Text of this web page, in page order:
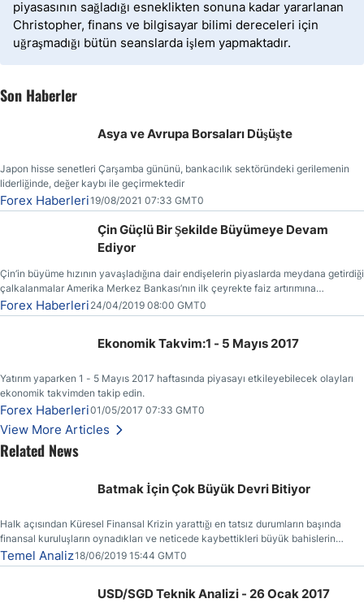
piyasasının sağladığı esneklikten sonuna kadar yararlanan
Christopher, finans ve bilgisayar bilimi dereceleri için
uğraşmadığı bütün seanslarda işlem yapmaktadır.
Son Haberler
Asya ve Avrupa Borsaları Düşüşte
Japon hisse senetleri Çarşamba gününü, bankacılık sektöründeki gerilemenin
liderliğinde, değer kaybı ile geçirmektedir
Forex Haberleri19/08/2021 07:33 GMT0
Çin Güçlü Bir Şekilde Büyümeye Devam
Ediyor
Çin’in büyüme hızının yavaşladığına dair endişelerin piyaslarda meydana getirdiği
çalkalanmalar Amerika Merkez Bankası’nın ilk çeyrekte faiz artırımına
gitmemesinin başlıca sebeplerinden bir tanesi olmuştur.
Forex Haberleri 24/04/2019 08:00 GMT0
Ekonomik Takvim:1 - 5 Mayıs 2017
Yatırım yaparken 1 - 5 Mayıs 2017 haftasında piyasayı etkileyebilecek olayları
ekonomik takvimden takip edin.
Forex Haberleri01/05/2017 07:33 GMT0
View More Articles
Related News
Batmak İçin Çok Büyük Devri Bitiyor
Halk açısından Küresel Finansal Krizin yarattığı en tatsız durumların başında
finansal kuruluşların oynadıkları ve neticede kaybettikleri büyük bahislerin
faturasının kendilerine (vergi ödeyenlere) kesilmiş olmasıdır.
Temel Analiz18/06/2019 15:44 GMT0
USD/SGD Teknik Analizi - 26 Ocak 2017